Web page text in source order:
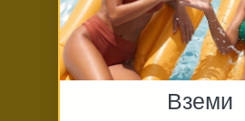
Вземи